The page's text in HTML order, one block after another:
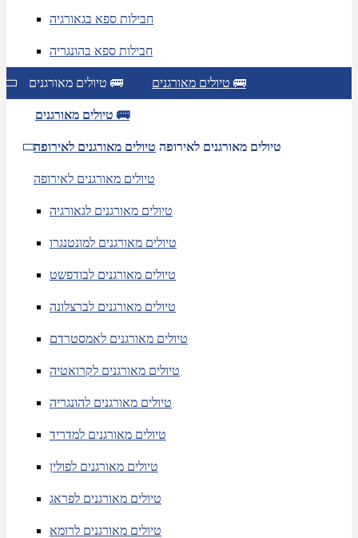
חבילות ספא בגאורגיה
חבילות ספא בהונגריה
טיולים מאורגנים 🚌 טיולים מאורגנים 🚌
טיולים מאורגנים 🚌
טיולים מאורגנים לאירופה טיולים מאורגנים לאירופה
טיולים מאורגנים לאירופה
טיולים מאורגנים לגאורגיה
טיולים מאורגנים למונטנגרו
טיולים מאורגנים לבודפשט
טיולים מאורגנים לברצלונה
טיולים מאורגנים לאמסטרדם
טיולים מאורגנים לקרואטיה
טיולים מאורגנים להונגריה
טיולים מאורגנים למדריד
טיולים מאורגנים לפולין
טיולים מאורגנים לפראג
טיולים מאורגנים לרומא